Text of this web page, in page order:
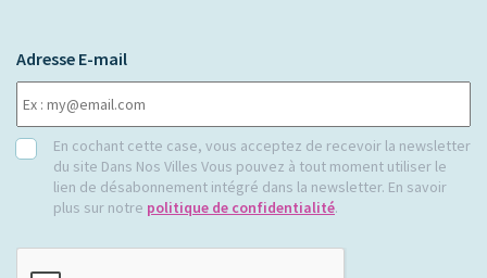
Adresse E-mail
RGPDEn cochant cette case, vous acceptez de recevoir la newsletter
du site Dans Nos Villes Vous pouvez à tout moment utiliser le
lien de désabonnement intégré dans la newsletter. En savoir
plus sur notre politique de confidentialité.
CAPTCHA